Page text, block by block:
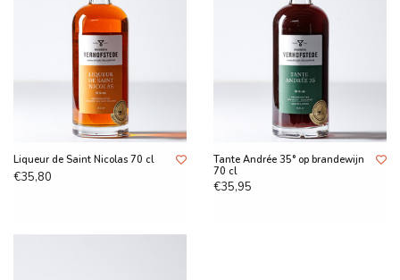
Liqueur de Saint Nicolas 70 cl
€35,80
Tante Andrée 35° op brandewijn
70 cl
€35,95